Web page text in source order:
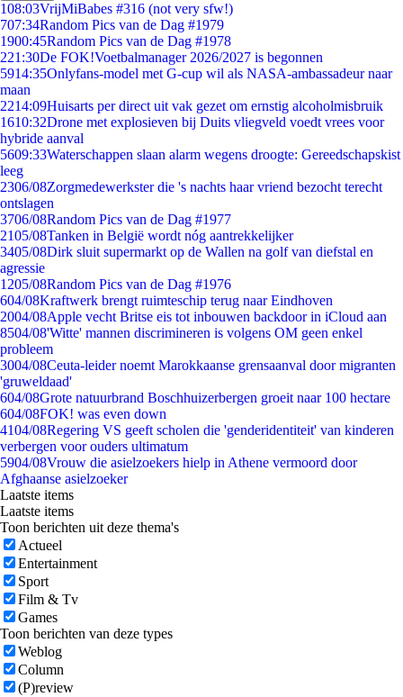
108:03VrijMiBabes #316 (not very sfw!)
707:34Random Pics van de Dag #1979
1900:45Random Pics van de Dag #1978
221:30De FOK!Voetbalmanager 2026/2027 is begonnen
5914:35Onlyfans-model met G-cup wil als NASA-ambassadeur naar
maan
2214:09Huisarts per direct uit vak gezet om ernstig alcoholmisbruik
1610:32Drone met explosieven bij Duits vliegveld voedt vrees voor
hybride aanval
5609:33Waterschappen slaan alarm wegens droogte: Gereedschapskist
leeg
2306/08Zorgmedewerkster die 's nachts haar vriend bezocht terecht
ontslagen
3706/08Random Pics van de Dag #1977
2105/08Tanken in België wordt nóg aantrekkelijker
3405/08Dirk sluit supermarkt op de Wallen na golf van diefstal en
agressie
1205/08Random Pics van de Dag #1976
604/08Kraftwerk brengt ruimteschip terug naar Eindhoven
2004/08Apple vecht Britse eis tot inbouwen backdoor in iCloud aan
8504/08'Witte' mannen discrimineren is volgens OM geen enkel
probleem
3004/08Ceuta-leider noemt Marokkaanse grensaanval door migranten
'gruweldaad'
604/08Grote natuurbrand Boschhuizerbergen groeit naar 100 hectare
604/08FOK! was even down
4104/08Regering VS geeft scholen die 'genderidentiteit' van kinderen
verbergen voor ouders ultimatum
5904/08Vrouw die asielzoekers hielp in Athene vermoord door
Afghaanse asielzoeker
Laatste items
Laatste items
Toon berichten uit deze thema's
Actueel
Entertainment
Sport
Film & Tv
Games
Toon berichten van deze types
Weblog
Column
(P)review